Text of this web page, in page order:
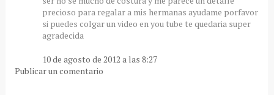
precioso para regalar a mis hermanas ayudame porfavor
si puedes colgar un video en you tube te quedaria super
agradecida
10 de agosto de 2012 a las 8:27
Publicar un comentario